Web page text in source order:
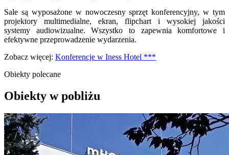
Sale są wyposażone w nowoczesny sprzęt konferencyjny, w tym
projektory multimedialne, ekran, flipchart i wysokiej jakości
systemy audiowizualne. Wszystko to zapewnia komfortowe i
efektywne przeprowadzenie wydarzenia.
Zobacz więcej: Konferencje w Iness Hotel ***
Obiekty polecane
Obiekty w pobliżu